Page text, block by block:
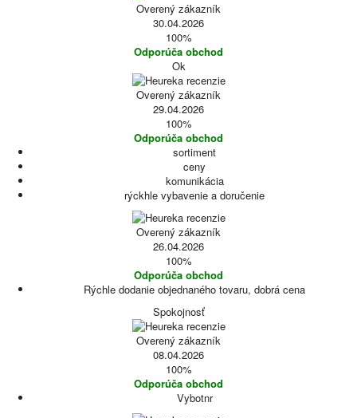
Overený zákazník
30.04.2026
100%
Odporúča obchod
Ok
Overený zákazník
29.04.2026
100%
Odporúča obchod
sortiment
ceny
komunikácia
rýckhle vybavenie a doručenie
Overený zákazník
26.04.2026
100%
Odporúča obchod
Rýchle dodanie objednaného tovaru, dobrá cena
Spokojnosť
Overený zákazník
08.04.2026
100%
Odporúča obchod
Vybotnr